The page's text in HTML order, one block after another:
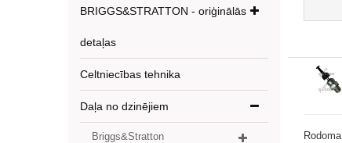
BRIGGS&STRATTON - oriģinālās
detaļas
Celtniecības tehnika
Daļa no dzinējiem
Briggs&Stratton